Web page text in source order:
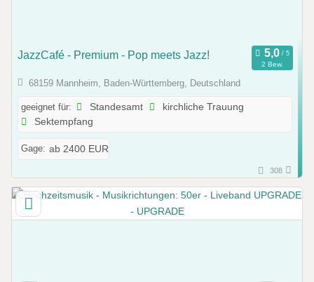
JazzCafé - Premium - Pop meets Jazz!
2 Bew.
68159 Mannheim, Baden-Württemberg, Deutschland
geeignet für: Standesamt
kirchliche Trauung
Sektempfang
Gage: ab 2400 EUR
308